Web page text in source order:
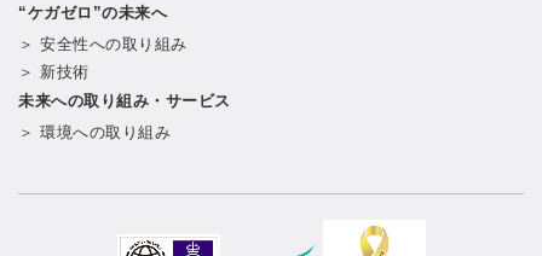
“ケガゼロ”の未来へ
＞ 安全性への取り組み
＞ 新技術
未来への取り組み・サービス
＞ 環境への取り組み